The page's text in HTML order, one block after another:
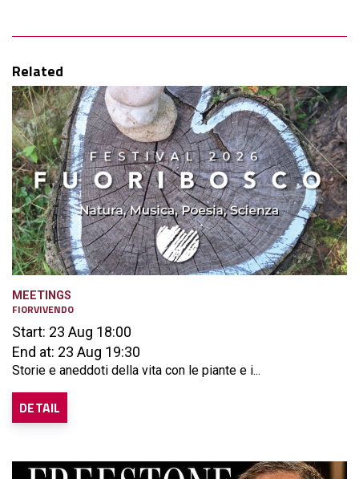
Related
MEETINGS
FIORVIVENDO
Start: 23 Aug 18:00
End at: 23 Aug 19:30
Storie e aneddoti della vita con le piante e i...
DETAIL